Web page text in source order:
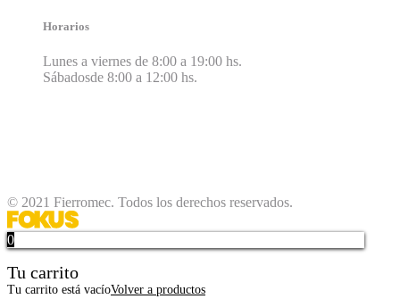
Horarios
Lunes a viernes de 8:00 a 19:00 hs.
Sábadosde 8:00 a 12:00 hs.
© 2021 Fierromec. Todos los derechos reservados.
0
Tu carrito
Tu carrito está vacíoVolver a productos